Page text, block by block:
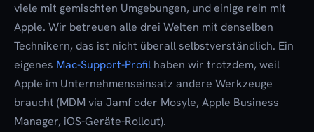
viele mit gemischten Umgebungen, und einige rein mit
Apple. Wir betreuen alle drei Welten mit denselben
Technikern, das ist nicht überall selbstverständlich. Ein
eigenes Mac-Support-Profil haben wir trotzdem, weil
Apple im Unternehmenseinsatz andere Werkzeuge
braucht (MDM via Jamf oder Mosyle, Apple Business
Manager, iOS-Geräte-Rollout).